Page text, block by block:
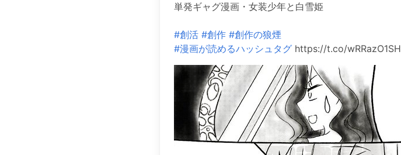
単発ギャグ漫画・女装少年と白雪姫
#創活 #創作 #創作の狼煙
#漫画が読めるハッシュタグhttps://t.co/